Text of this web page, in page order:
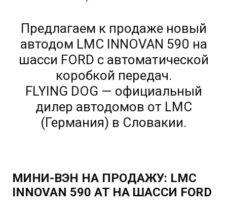
Предлагаем к продаже новый
автодом LMC INNOVAN 590 на
шасси FORD с автоматической
коробкой передач.
FLYING DOG — официальный
дилер автодомов от LMC
(Германия) в Словакии.
МИНИ-ВЭН НА ПРОДАЖУ: LMC
INNOVAN 590 AT НА ШАССИ FORD